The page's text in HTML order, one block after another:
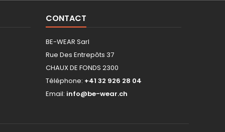
CONTACT
BE-WEAR Sarl
Rue Des Entrepôts 37
CHAUX DE FONDS 2300
Téléphone: +41 32 926 28 04
Email: info@be-wear.ch